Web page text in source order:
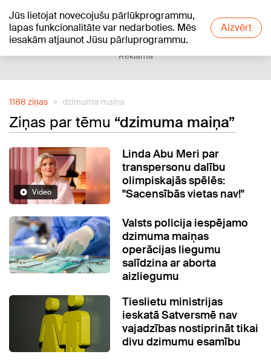
Jūs lietojat novecojušu pārlūkprogrammu,
lapas funkcionalitāte var nedarboties. Mēs
iesakām atjaunot Jūsu pārluprogrammu.
Aizvērt
+20°C
Reklāma
1188 ziņas dzimuma maiņa
Ziņas par tēmu “dzimuma maiņa”
Video
Linda Abu Meri par
transpersonu dalību
olimpiskajās spēlēs:
"Sacensībās vietas nav!"
Valsts policija iespējamo
dzimuma maiņas
operācijas liegumu
salīdzina ar aborta
aizliegumu
Tieslietu ministrijas
ieskatā Satversmē nav
vajadzības nostiprināt tikai
divu dzimumu esamību